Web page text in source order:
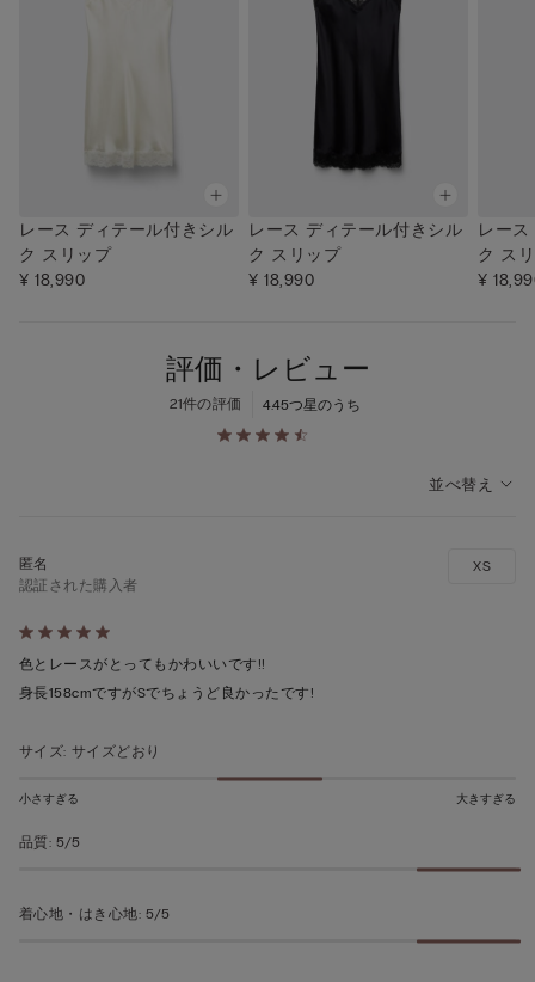
レース ディテール付きシル
ク スリップ
¥ 18,990
レース ディテール付きシル
ク スリップ
¥ 18,990
レー
ク ス
¥
評価・レビュー
4.45つ星のうち
21件の評価
並べ替え
5
段
階
う
5
の
認証された購入者
色とレースがとってもかわいいです!!
身長158cmですがSでちょうど良かったです!
XS
サイズ: サイズどおり
小さすぎる 大きすぎる
品質: 5/5
着心地・はき心地: 5/5